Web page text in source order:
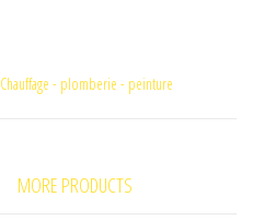
Chauffage - plomberie - peinture
MORE PRODUCTS